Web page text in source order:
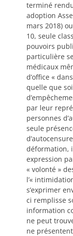
terminé
adoption
mars 2018)
10, seule
pouvoirs
particulière
médicaux
d’office «
quelle que
par leur
personnes
seule
déformation,
expression
« volonté »
l’«
s’exprimer
ci remplisse
information
ne peut
ne